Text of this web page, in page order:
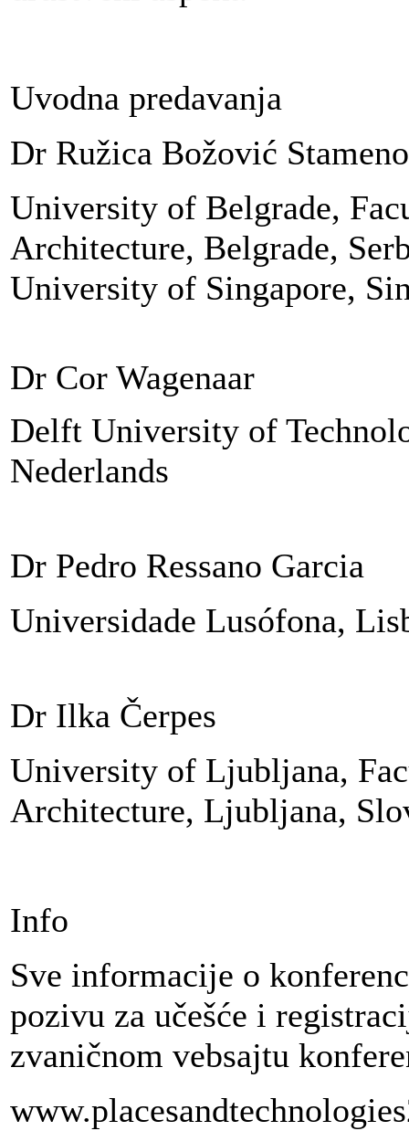
Uvodna predavanja
Dr Ružica Božović
University of Belgrade,
Architecture, Belgrade,
University of Singapore,
Dr Cor Wagenaar
Delft University of
Nederlands
Dr Pedro Ressano Garcia
Universidade Lusófona,
Dr Ilka Čerpes
University of Ljubljana,
Architecture, Ljubljana,
Info
Sve informacije o
pozivu za učešće i
zvaničnom vebsajtu